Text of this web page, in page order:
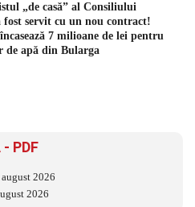
„de casă” al Consiliului
fost servit cu un nou contract!
7 milioane de lei pentru
de apă din Bularga
PDF
2026